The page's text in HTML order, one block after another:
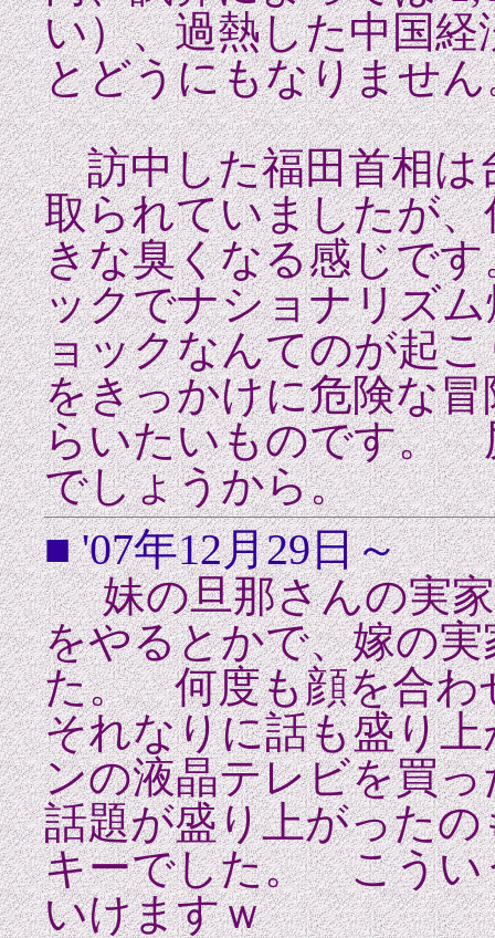
い）、過熱した中国
とどうにもなりません
訪中した福田首相は
取られていましたが
きな臭くなる感じで
ックでナショナリズ
ョックなんてのが起
をきっかけに危険な
らいたいものです。
でしょうから。
■ '07年12月29日～
妹の旦那さんの実
をやるとかで、嫁の
た。 何度も顔を合わ
それなりに話も盛り
ンの液晶テレビを買
話題が盛り上がった
キーでした。 こうい
いけますｗ